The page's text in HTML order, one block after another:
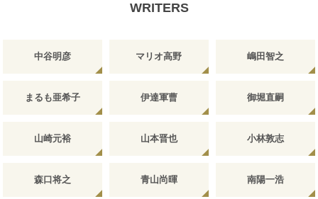
WRITERS
中谷明彦 マリオ高野 嶋田智之
まるも亜希子 伊達軍曹 御堀直嗣
山崎元裕 山本晋也 小林敦志
森口将之 青山尚暉 南陽一浩